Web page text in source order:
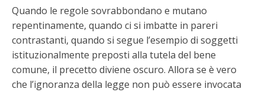
Quando le regole sovrabbondano e mutano
repentinamente, quando ci si imbatte in pareri
contrastanti, quando si segue l’esempio di soggetti
istituzionalmente preposti alla tutela del bene
comune, il precetto diviene oscuro. Allora se è vero
che l’ignoranza della legge non può essere invocata